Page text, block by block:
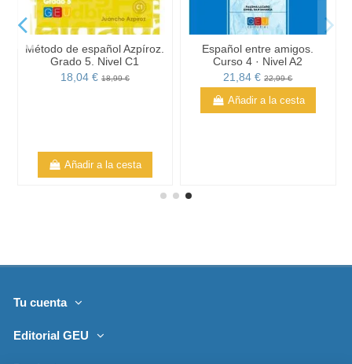
Método de español Azpíroz.
Grado 5. Nivel C1
18,04 € 18,99 €
Añadir a la cesta
Español entre amigos.
Curso 4 · Nivel A2
21,84 €22,99 €
Añadir a la cesta
Tu cuenta
Editorial GEU